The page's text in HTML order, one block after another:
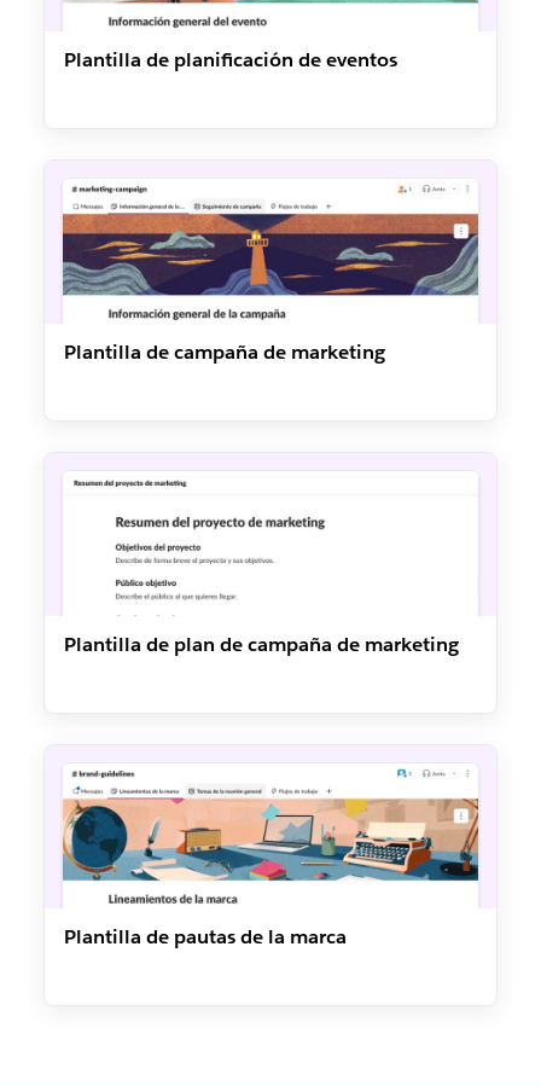
Plantilla de planificación de eventos
Plantilla de campaña de marketing
Plantilla de plan de campaña de marketing
Plantilla de pautas de la marca